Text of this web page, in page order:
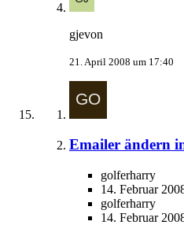
gjevon
21. April 2008 um 17:40
Emailer ändern
golferharry
14. Februar
golferharry
14. Februar